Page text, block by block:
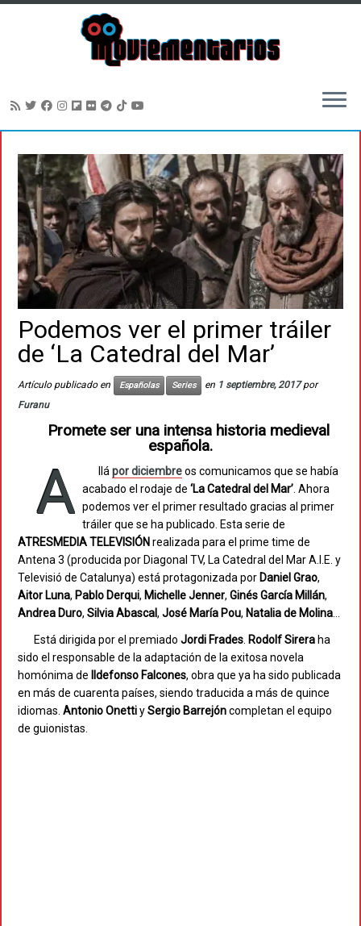
contenido
Podemos ver el primer tráiler
de ‘La Catedral del Mar’
Artículo publicado en Españolas Series en 1 septiembre, 2017 por
Furanu
Promete ser una intensa historia medieval
española.
A llápor diciembreos comunicamos que se había
acabado el rodaje de ‘La Catedral del Mar’. Ahora
podemos ver el primer resultado gracias al primer
tráiler que se ha publicado. Esta serie de
ATRESMEDIATELEVISIÓN realizada para el prime time de
Antena 3 (producida por Diagonal TV, La Catedral del Mar A.I.E. y
Televisió de Catalunya) está protagonizada por Daniel Grao,
Aitor Luna, Pablo Derqui, MichelleJenner, GinésGarcía Millán,
Andrea Duro, SilviaAbascal, José María Pou, Natalia de Molina…
Está dirigida por el premiado Jordi Frades. RodolfSirera ha
sido el responsable de la adaptación de la exitosa novela
homónima de
Ildefonso Falcones, obra que ya ha sido publicada
en más de cuarenta países, siendo traducida a más de quince
idiomas. AntonioOnettiySergio Barrejóncompletan el equipo
de guionistas.